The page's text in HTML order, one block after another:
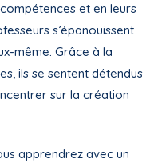
et en leurs
s’épanouissent
même. Grâce à la
ils se sentent détendus
sur la création
apprendrez avec un